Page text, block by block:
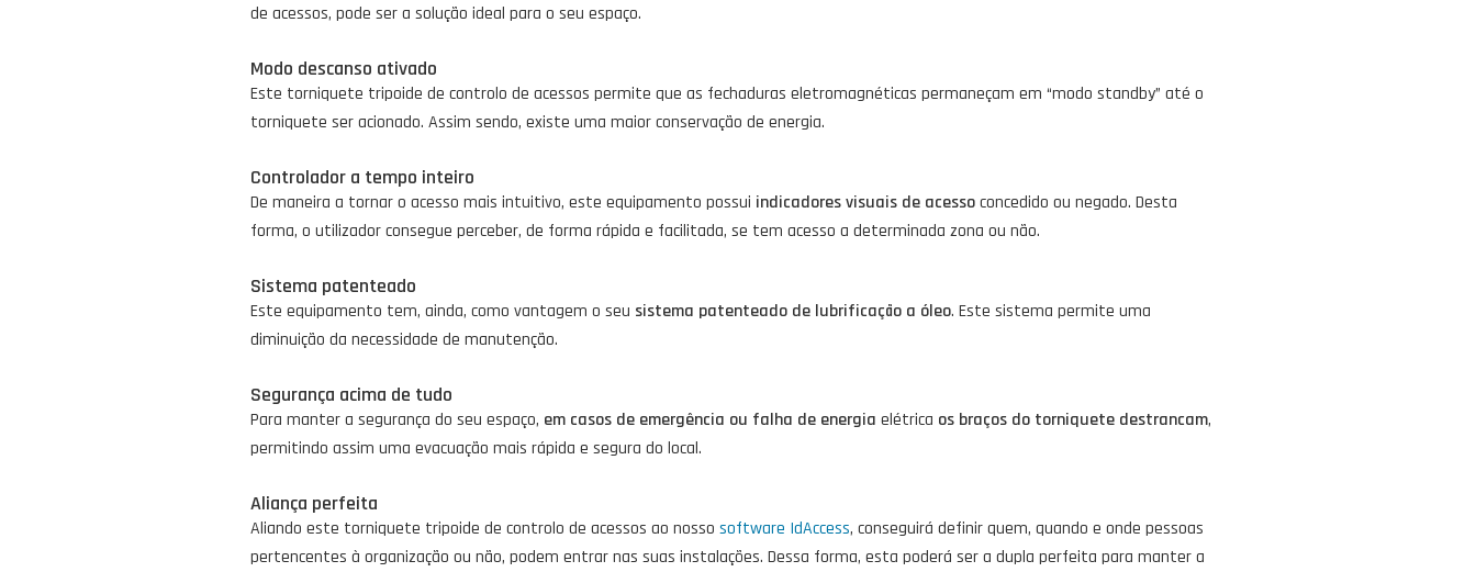
de acessos, pode ser a solução ideal para o seu espaço.
Modo descanso ativado
Este torniquete tripoide de controlo de acessos permite que as fechaduras eletromagnéticas permaneçam em “modo standby” até o
torniquete ser acionado. Assim sendo, existe uma maior conservação de energia.
Controlador a tempo inteiro
De maneira a tornar o acesso mais intuitivo, este equipamento possui indicadores visuais de acessoconcedido ou negado. Desta
forma, o utilizador consegue perceber, de forma rápida e facilitada, se tem acesso a determinada zona ou não.
Sistema patenteado
Este equipamento tem, ainda, como vantagem o seu sistema patenteado de lubrificação a óleo. Este sistema permite uma
diminuição da necessidade de manutenção.
Segurança acima de tudo
Para manter a segurança do seu espaço, em casos de emergência ou falha de energia elétrica os braços do torniquete destrancam,
permitindo assim uma evacuação mais rápida e segura do local.
Aliança perfeita
Aliando este torniquete tripoide de controlo de acessos ao nossosoftware IdAccess, conseguirá definir quem, quando e onde pessoas
pertencentes à organização ou não, podem entrar nas suas instalações. Dessa forma, esta poderá ser a dupla perfeita para manter a